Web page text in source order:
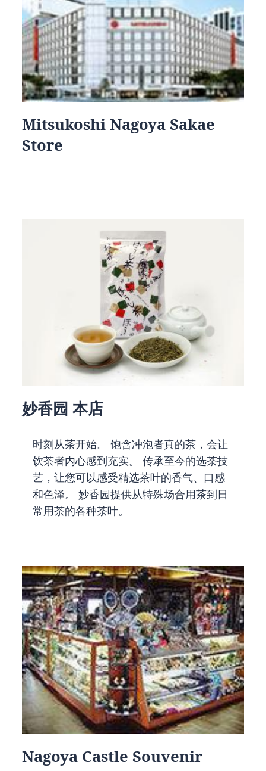
Mitsukoshi Nagoya Sakae
Store
妙香园 本店
时刻从茶开始。 饱含冲泡者真的茶，会让
饮茶者内心感到充实。 传承至今的选茶技
艺，让您可以感受精选茶叶的香气、口感
和色泽。 妙香园提供从特殊场合用茶到日
常用茶的各种茶叶。
Nagoya Castle Souvenir